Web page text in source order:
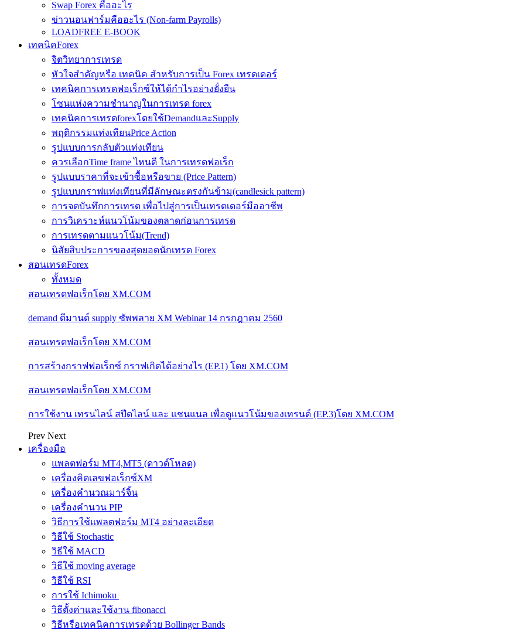
Swap Forex คืออะไร
ข่าวนอนฟาร์มคืออะไร (Non-farm Payrolls)
LOADFREE E-BOOK
เทคนิคForex
จิตวิทยาการเทรด
หัวใจสำคัญหรือ เทคนิค สำหรับการเป็น Forex เทรดเดอร์
เทคนิคการเทรดฟอเร็กซ์ให้ได้กำไรอย่างยั่งยืน
โซนแห่งความชำนาญในการเทรด forex
เทคนิคการเทรดforexโดยใช้DemandและSupply
พฤติกรรมแท่งเทียนPrice Action
รูปแบบการกลับตัวแท่งเทียน
ควรเลือกTime frame ไหนดี ในการเทรดฟอเร็ก
รูปแบบราคาที่จะเข้าซื้อหรือขาย (Price Pattern)
รูปแบบกราฟแท่งเทียนที่มีลักษณะตรงกันข้าม(candlesick pattern)
การจดบันทึกการเทรด เพื่อไปสู่การเป็นเทรดเดอร์มืออาชีพ
การวิเคราะห์แนวโน้มของตลาดก่อนการเทรด
การเทรดตามแนวโน้ม(Trend)
นิสัยสิบประการของสุดยอดนักเทรด Forex
สอนเทรดForex
ทั้งหมด
สอนเทรดฟอเร็กโดย XM.COM
demand ดีมานด์ supply ซัพพลาย XM Webinar 14 กรกฎาคม 2560
สอนเทรดฟอเร็กโดย XM.COM
การสร้างกราฟฟอเร็กซ์ กราฟเกิดได้อย่างไร (EP.1) โดย XM.COM
สอนเทรดฟอเร็กโดย XM.COM
การใช้งาน เทรนไลน์ สปีดไลน์ และ แชนแนล เพื่อดูแนวโน้มของเทรนด์ (EP.3)โดย XM.COM
Prev Next
เครื่องมือ
แพลตฟอร์ม MT4,MT5 (ดาวด์โหลด)
เครื่องคิดเลขฟอเร็กซ์XM
เครื่องคำนวณมาร์จิ้น
เครื่องคำนวน PIP
วิธีการใช้แพลตฟอร์ม MT4 อย่างละเอียด
วิธีใช้ Stochastic
วิธีใช้ MACD
วิธีใช้ moving average
วิธีใช้ RSI
การใช้ Ichimoku
วิธีตั้งค่าและใช้งาน fibonacci
วิธีหรือเทคนิคการเทรดด้วย Bollinger Bands